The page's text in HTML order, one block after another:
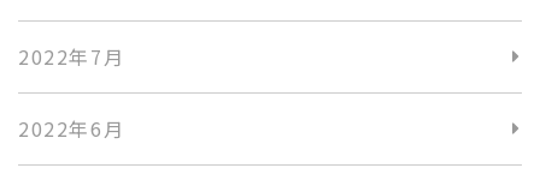
2022年7月
2022年6月